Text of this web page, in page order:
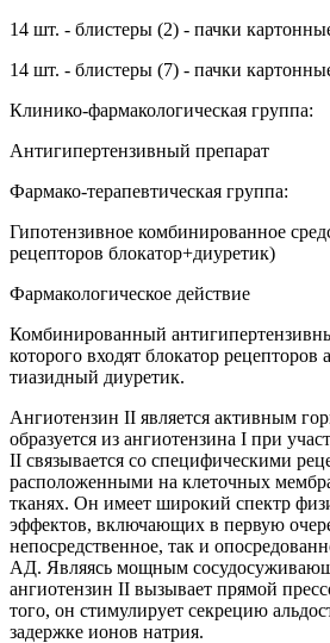
14 шт. - блистеры (2) - пачки
14 шт. - блистеры (7) - пачки
Клинико-фармакологическая группа:
Антигипертензивный препарат
Фармако-терапевтическая группа:
Гипотензивное комбинированное
рецепторов блокатор+диуретик)
Фармакологическое действие
Комбинированный
которого входят блокатор рецепторов
тиазидный диуретик.
Ангиотензин II является активным
образуется из ангиотензина I при
II связывается со специфическими
расположенными на клеточных
тканях. Он имеет широкий спектр
эффектов, включающих в первую
непосредственное, так и
АД. Являясь мощным
ангиотензин II вызывает прямой
того, он стимулирует секрецию
задержке ионов натрия.